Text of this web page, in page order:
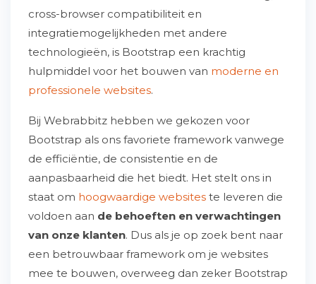
cross-browser compatibiliteit en
integratiemogelijkheden met andere
technologieën, is Bootstrap een krachtig
hulpmiddel voor het bouwen van moderne en
professionele websites.
Bij Webrabbitz hebben we gekozen voor
Bootstrap als ons favoriete framework vanwege
de efficiëntie, de consistentie en de
aanpasbaarheid die het biedt. Het stelt ons in
staat om hoogwaardige websites te leveren die
voldoen aan de behoeften en verwachtingen
van onze klanten. Dus als je op zoek bent naar
een betrouwbaar framework om je websites
mee te bouwen, overweeg dan zeker Bootstrap